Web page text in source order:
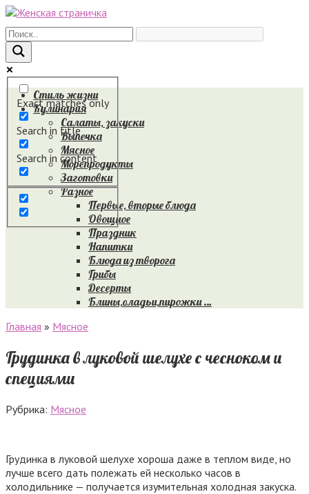
Перейти
к
контенту
Exact matches only
Search in title
Search in content
Стиль жизни
Кулинария
Салаты, закуски
Выпечка
Мясное
Морепродукты
Заготовки
Разное
Первые, вторые блюда
Овощное
Праздник
Напитки
Блюда из творога
Грибы
Десерты
Блины,оладьи,пирожки …
Главная » Мясное
Грудинка в луковой шелухе с чесноком и
специями
Рубрика: Мясное
Грудинка в луковой шелухе хороша даже в теплом виде, но
лучше всего дать полежать ей несколько часов в
холодильнике — получается изумительная холодная закуска.